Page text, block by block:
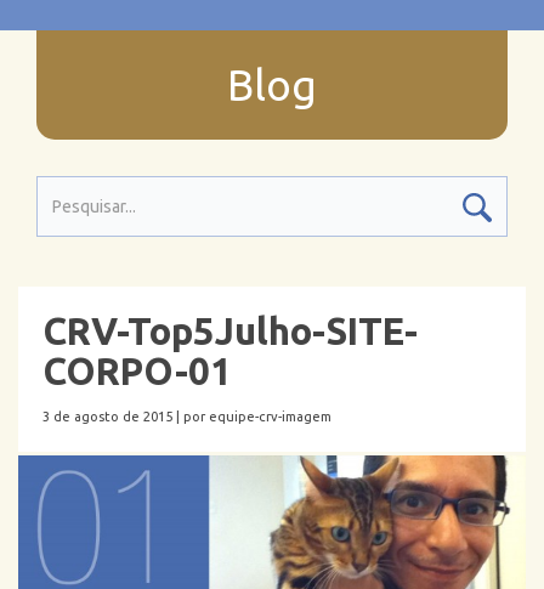
Blog
CRV-Top5Julho-SITE-
CORPO-01
3 de agosto de 2015 | por equipe-crv-imagem